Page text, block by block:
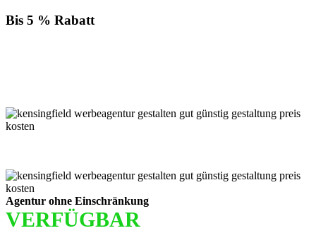
Bis 5 % Rabatt
Agentur ohne Einschränkung
VERFÜGBAR